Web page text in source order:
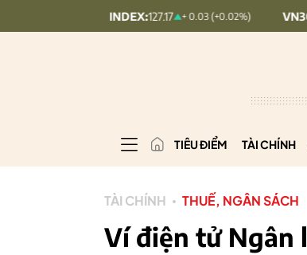
127.17 + 0.03 (+0.02%) VN30: 1,902.79
TIÊU ĐIỂM TÀI CHÍNH
TÀI CHÍNH THUẾ, NGÂN SÁCH
Ví điện tử Ngân